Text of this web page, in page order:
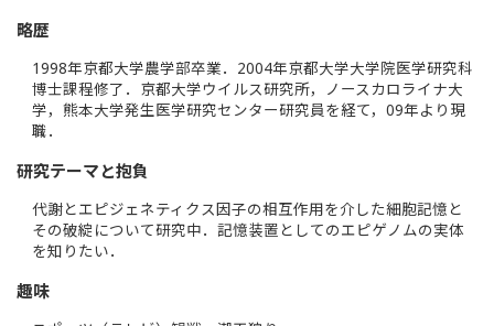
略歴
1998年京都大学農学部卒業．2004年京都大学大学院医学研究科
博士課程修了．京都大学ウイルス研究所，ノースカロライナ大
学，熊本大学発生医学研究センター研究員を経て，09年より現
職．
研究テーマと抱負
代謝とエピジェネティクス因子の相互作用を介した細胞記憶と
その破綻について研究中．記憶装置としてのエピゲノムの実体
を知りたい．
趣味